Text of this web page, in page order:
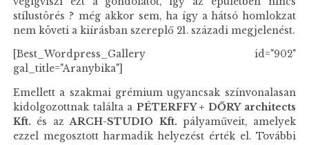
stílustörés ? még akkor sem, ha így a hátsó homlokzat
nem követi a kiírásban szereplő 21. századi megjelenést.
[Best_Wordpress_Gallery id="902"
gal_title="Aranybika"]
Emellett a szakmai grémium ugyancsak színvonalasan
kidolgozottnak találta a PÉTERFFY + DŐRY architects
Kft. és azARCH-STUDIO Kft. pályaműveit, amelyek
ezzel megosztott harmadik helyezést érték el. További